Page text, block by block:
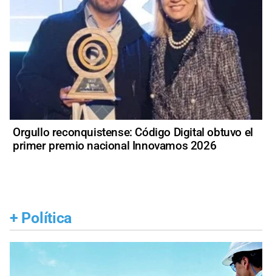
Orgullo reconquistense: Código Digital obtuvo el
primer premio nacional Innovamos 2026
+ Política